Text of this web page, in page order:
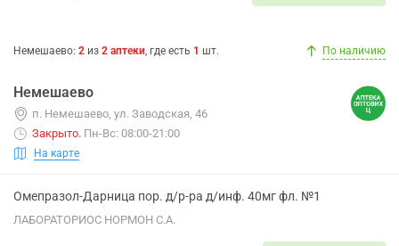
Немешаево: 2 из 2 аптеки, где есть 1 шт. По наличию
Немешаево
п. Немешаево, ул. Заводская, 46
Закрыто. Пн-Вс: 08:00-21:00
На карте
Омепразол-Дарница пор. д/р-ра д/инф. 40мг фл. №1
ЛАБОРАТОРИОС НОРМОН С.А.